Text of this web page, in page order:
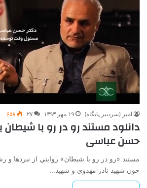
امیر (سردبیر پایگاه) ۱۹ مهر ۱۳۹۳ ۲۷ ۶۵۸
دانلود مستند رو در رو با شیطان
حسن عباسی
مستند «رو در رو با شيطان» روايتي از نبردها و
چون شهيد نادر مهدوي و شهيد…